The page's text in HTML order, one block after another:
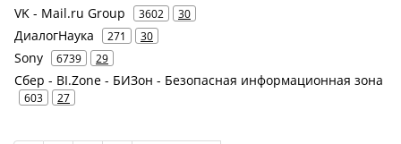
VK - Mail.ru Group 3602 30
ДиалогНаука 271 30
Sony 6739 29
Сбер - BI.Zone - БИЗон - Безопасная информационная зона
603 27